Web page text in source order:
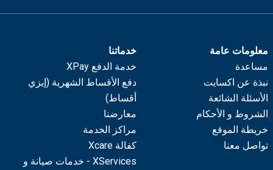
معلومات عامة
مساعدة
نبذة عن اكسايت
الأسئلة الشائعة
الشروط و الأحكام
خريطة الموقع
تواصل معنا
خدماتنا
خدمة الدفع XPay
دفع الأقساط الشهرية (إيزي
أقساط)
معارضنا
مراكز الخدمة
كفالة Xcare
XServices - خدمات صيانة و